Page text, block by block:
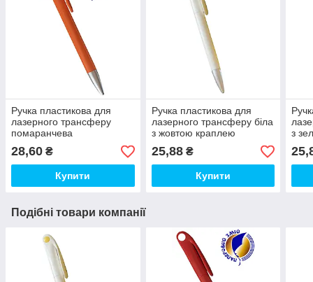
Ручка пластикова для
лазерного трансферу
помаранчева
28,60 ₴
Купити
Ручка пластикова для
лазерного трансферу біла
з жовтою краплею
25,88₴
Купити
з
Подібні товари компанії